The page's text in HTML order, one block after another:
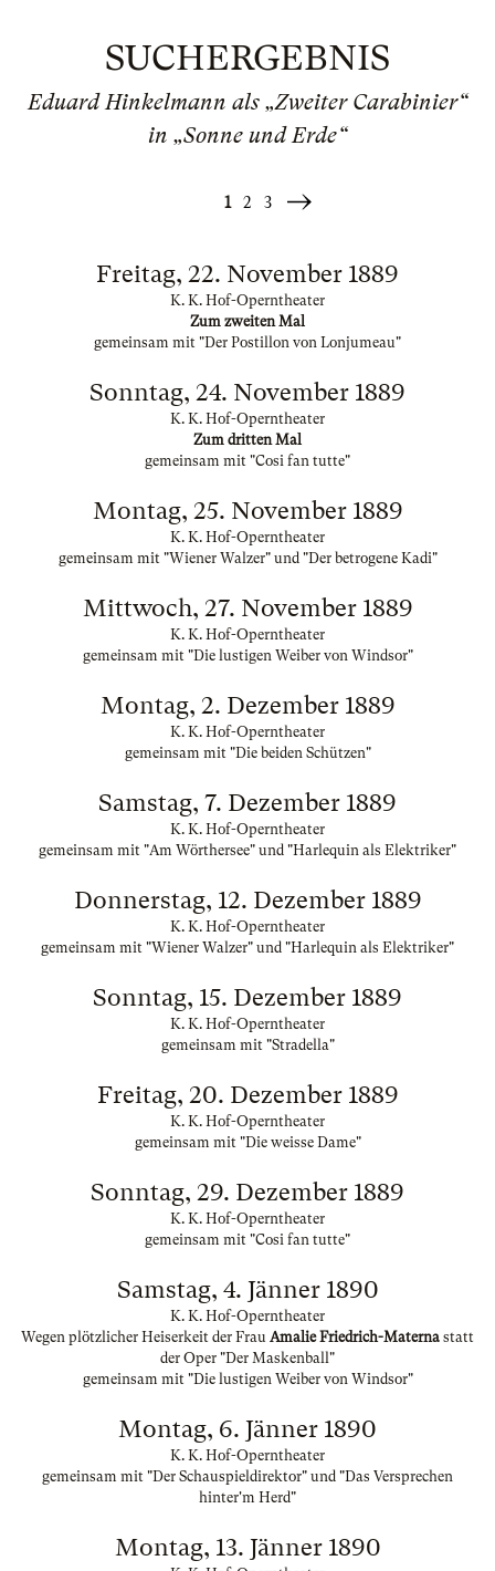
SUCHERGEBNIS
Eduard Hinkelmann als „Zweiter Carabinier“
in „Sonne und Erde“
1 2 3
Weiter
Freitag, 22. November 1889
K. K. Hof-Operntheater
Zum zweiten Mal
gemeinsam mit "Der Postillon von Lonjumeau"
Sonntag, 24. November 1889
K. K. Hof-Operntheater
Zum dritten Mal
gemeinsam mit "Cosi fan tutte"
Montag, 25. November 1889
K. K. Hof-Operntheater
gemeinsam mit "Wiener Walzer" und "Der betrogene Kadi"
Mittwoch, 27. November 1889
K. K. Hof-Operntheater
gemeinsam mit "Die lustigen Weiber von Windsor"
Montag, 2. Dezember 1889
K. K. Hof-Operntheater
gemeinsam mit "Die beiden Schützen"
Samstag, 7. Dezember 1889
K. K. Hof-Operntheater
gemeinsam mit "Am Wörthersee" und "Harlequin als Elektriker"
Donnerstag, 12. Dezember 1889
K. K. Hof-Operntheater
gemeinsam mit "Wiener Walzer" und "Harlequin als Elektriker"
Sonntag, 15. Dezember 1889
K. K. Hof-Operntheater
gemeinsam mit "Stradella"
Freitag, 20. Dezember 1889
K. K. Hof-Operntheater
gemeinsam mit "Die weisse Dame"
Sonntag, 29. Dezember 1889
K. K. Hof-Operntheater
gemeinsam mit "Cosi fan tutte"
Samstag, 4. Jänner 1890
K. K. Hof-Operntheater
Wegen plötzlicher Heiserkeit der Frau Amalie Friedrich-Materna statt
der Oper "Der Maskenball"
gemeinsam mit "Die lustigen Weiber von Windsor"
Montag, 6. Jänner 1890
K. K. Hof-Operntheater
gemeinsam mit "Der Schauspieldirektor" und "Das Versprechen
hinter'm Herd"
Montag, 13. Jänner 1890